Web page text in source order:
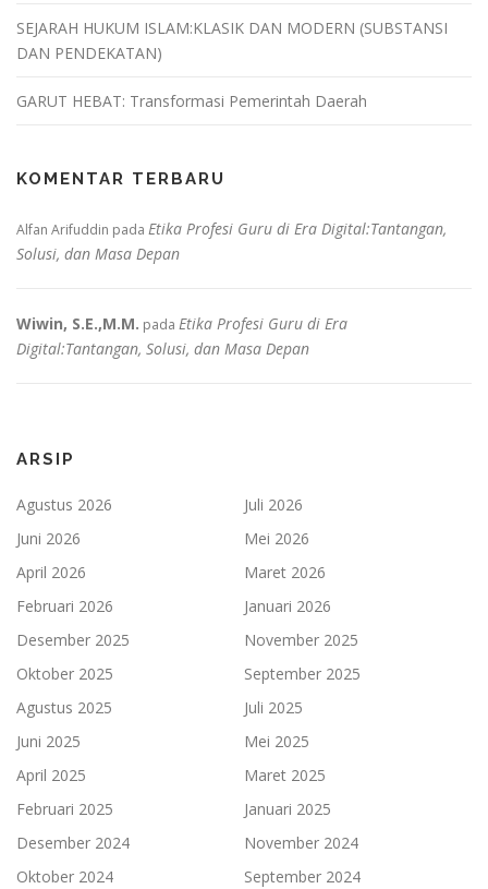
SEJARAH HUKUM ISLAM:KLASIK DAN MODERN (SUBSTANSI
DAN PENDEKATAN)
GARUT HEBAT: Transformasi Pemerintah Daerah
KOMENTAR TERBARU
Alfan Arifuddin pada Etika Profesi Guru di Era Digital:Tantangan,
Solusi, dan Masa Depan
Wiwin, S.E.,M.M. pada Etika Profesi Guru di Era
Digital:Tantangan, Solusi, dan Masa Depan
ARSIP
Agustus 2026
Juli 2026
Juni 2026
Mei 2026
April 2026
Maret 2026
Februari 2026
Januari 2026
Desember 2025
November 2025
Oktober 2025
September 2025
Agustus 2025
Juli 2025
Juni 2025
Mei 2025
April 2025
Maret 2025
Februari 2025
Januari 2025
Desember 2024
November 2024
Oktober 2024
September 2024